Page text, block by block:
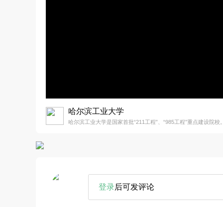
哈尔滨工业大学
哈尔滨工业大学是国家首批“211工程”、“985工程”重点建设院校。
登录后可发评论